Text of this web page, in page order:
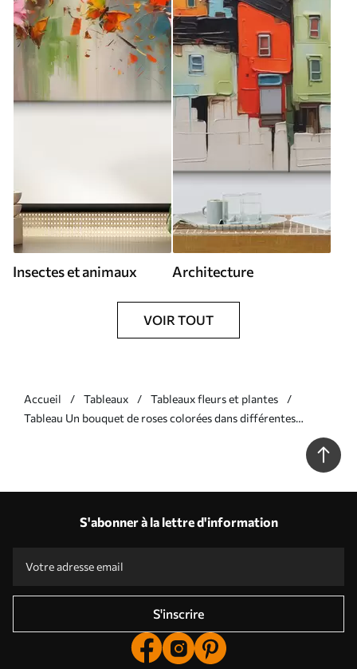
Insectes et animaux Architecture
VOIR TOUT
Accueil Tableaux
Tableaux fleurs et plantes
Tableau Un bouquet de roses colorées dans différentes
nuances de rose, de jaune et d'orange, disposé avec des feuilles
S'abonner à la lettre d'information
S'inscrire